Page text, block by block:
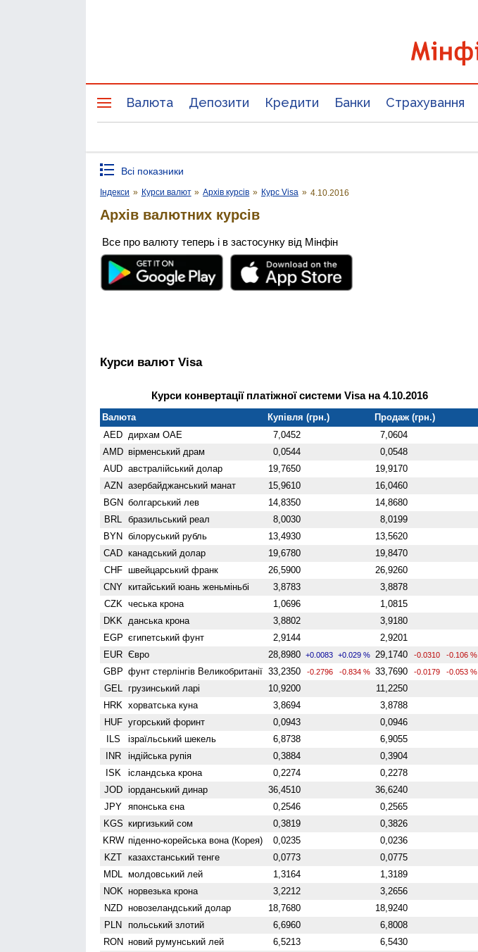
Валюта Депозити Кредити Банки Страхування
Всі показники
Індекси » Курси валют » Архів курсів » Курс Visa » 4.10.2016
Архів валютних курсів
Все про валюту теперь і в застосунку від Мінфін
Курси валют Visa
Курси конвертації платіжної системи Visa на 4.10.2016
Валюта Купівля (грн.)
Продаж (грн.)
AED дирхам ОАЕ 7,0452
7,0604
AMD вiрменський драм 0,0544
0,0548
AUD австралійський долар 19,7650
19,9170
AZN
азербайджанський манат 15,9610
16,0460
BGN болгарський лев 14,8350
14,8680
BRL
бразильський реал 8,0030
8,0199
BYN
білоруський рубль 13,4930
13,5620
CAD канадський долар 19,6780
19,8470
CHF швейцарський франк 26,5900
26,9260
CNY китайський юань женьмiньбi 3,8783
3,8878
CZK
чеська крона 1,0696
1,0815
DKK
данська крона 3,8802
3,9180
EGP єгипетський фунт 2,9144
2,9201
EUR Євро 28,8980 +0.0083 +0.029 % 29,1740 -0.0310 -0.106 %
GBP фунт стерлінгів Велико­британії 33,2350 -0.2796 -0.834 % 33,7690 -0.0179 -0.053 %
GEL грузинський ларі 10,9200
11,2250
HRK
хорватська куна 3,8694
3,8788
HUF угорський форинт 0,0943
0,0946
ILS
ізраїльський шекель 6,8738
6,9055
INR
індійська рупія 0,3884
0,3904
ISK
ісландська крона 0,2274
0,2278
JOD іорданський динар 36,4510
36,6240
JPY
японська єна 0,2546
0,2565
KGS киргизький сом 0,3819
0,3826
KRW піденно-корейська вона (Корея) 0,0235
0,0236
KZT
казахстанський тенге 0,0773
0,0775
MDL
молдовський лей 1,3164
1,3189
NOK норвезька крона 3,2212
3,2656
NZD ново­зеландський долар 18,7680
18,9240
PLN
польський злотий 6,6960
6,8008
RON новий румунський лей 6,5213
6,5430